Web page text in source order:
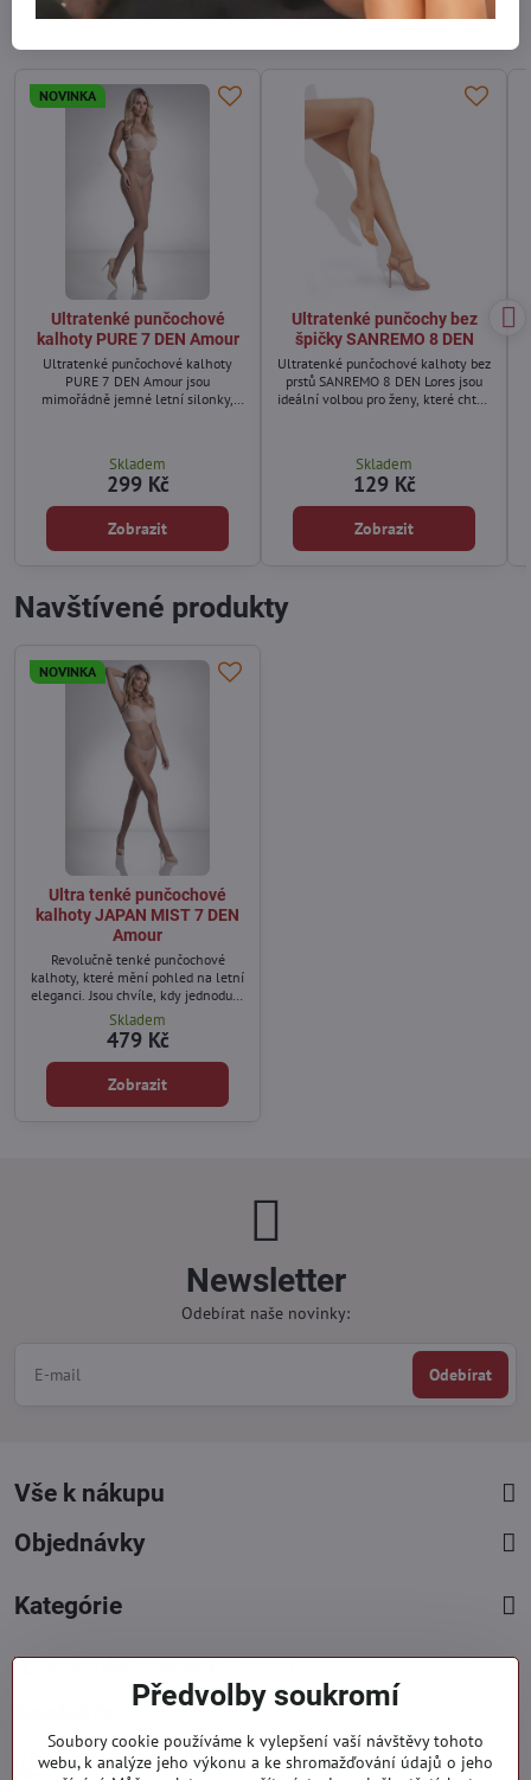
NOVINKA
Ultratenké punčochové
kalhoty PURE 7 DEN Amour
Ultratenké punčochové kalhoty
PURE 7 DEN Amour jsou
mimořádně jemné letní silonky,
Skladem
299 Kč
Zobrazit
Ultratenké punčochy bez
špičky SANREMO 8 DEN
Ultratenké punčochové kalhoty bez
prstů SANREMO 8 DEN Lores jsou
ideální volbou pro ženy, které chtějí
Skladem
129 Kč
Zobrazit
Navštívené produkty
NOVINKA
Ultra tenké punčochové
kalhoty JAPAN MIST 7 DEN
Amour
Revolučně tenké punčochové
kalhoty, které mění pohled na letní
eleganci. Jsou chvíle, kdy jednoduše
nechcete ukázat holé nohy — ani
během horkých dní s teplotami
kolem 30 °C. Právě tehdy přichází
JAPAN MIST 7 DEN.
Skladem
479 Kč
Zobrazit
Newsletter
Odebírat naše novinky:
Odebírat
Vše k nákupu
Objednávky
Kategórie
+421 919 060 751
Předvolby soukromí
Soubory cookie používáme k vylepšení vaší návštěvy tohoto
webu, k analýze jeho výkonu a ke shromažďování údajů o jeho